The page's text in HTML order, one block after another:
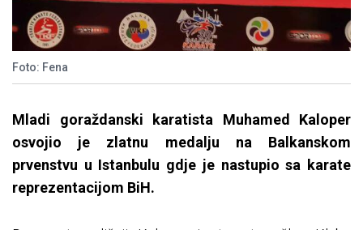
Foto: Fena
Mladi goraždanski karatista Muhamed Kaloper
osvojio je zlatnu medalju na Balkanskom
prvenstvu u Istanbulu gdje je nastupio sa karate
reprezentacijom BiH.